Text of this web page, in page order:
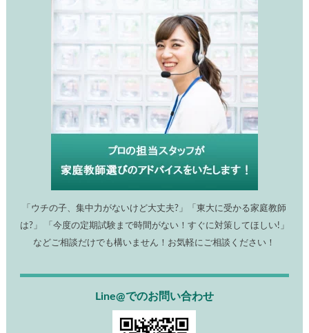
「ウチの子、集中力がないけど大丈夫?」「東大に受かる家庭教師
は?」 「今度の定期試験まで時間がない！すぐに対策してほしい!」
などご相談だけでも構いません！お気軽にご相談ください！
Line@でのお問い合わせ